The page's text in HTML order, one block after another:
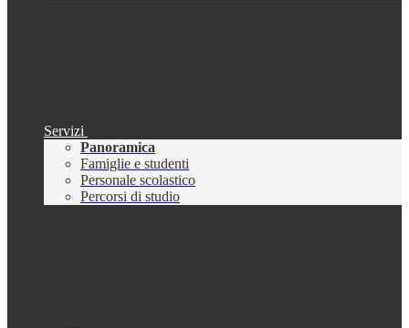
Servizi
Panoramica
Famiglie e studenti
Personale scolastico
Percorsi di studio